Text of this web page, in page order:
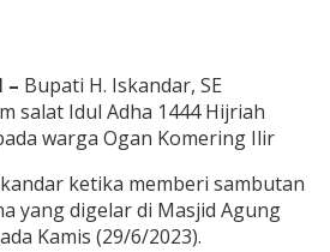
– Bupati H. Iskandar, SE
salat Idul Adha 1444 Hijriah
warga Ogan Komering Ilir
ketika memberi sambutan
yang digelar di Masjid Agung
Kamis (29/6/2023).